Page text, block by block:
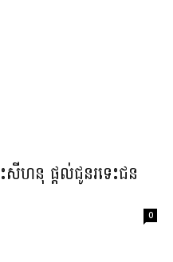
សីហនុ ផ្តល់ជូនរ​ទេះ​ជន
0